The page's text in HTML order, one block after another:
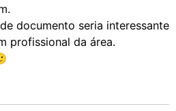
documento seria interessante
profissional da área.